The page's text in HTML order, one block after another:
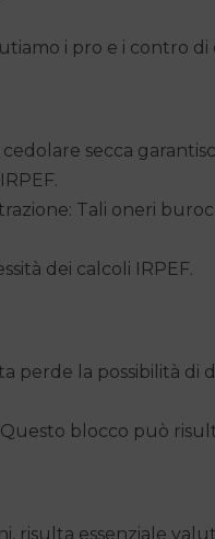
i pro e i contro di
secca
Tali oneri
dei calcoli IRPEF.
perde la possibilità
Questo blocco può
risulta essenziale